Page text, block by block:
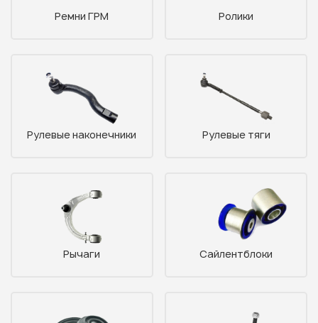
Ремни ГРМ Ролики
Рулевые наконечники Рулевые тяги
Рычаги Сайлентблоки